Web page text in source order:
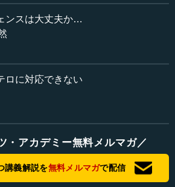
器──誰が何の目的でこれをしでか
ような兵器──が、先進諸国の最も注
というお話をしました。その具体的
兵器の一つが、このNBC兵器という
nuclear（weapon）、核兵器のこ
非対称兵器として注目を浴びるので
ンスは大丈夫か…
ロに対応できない
・アカデミー無料メルマガ／
講義解説を無料メルマガで配信